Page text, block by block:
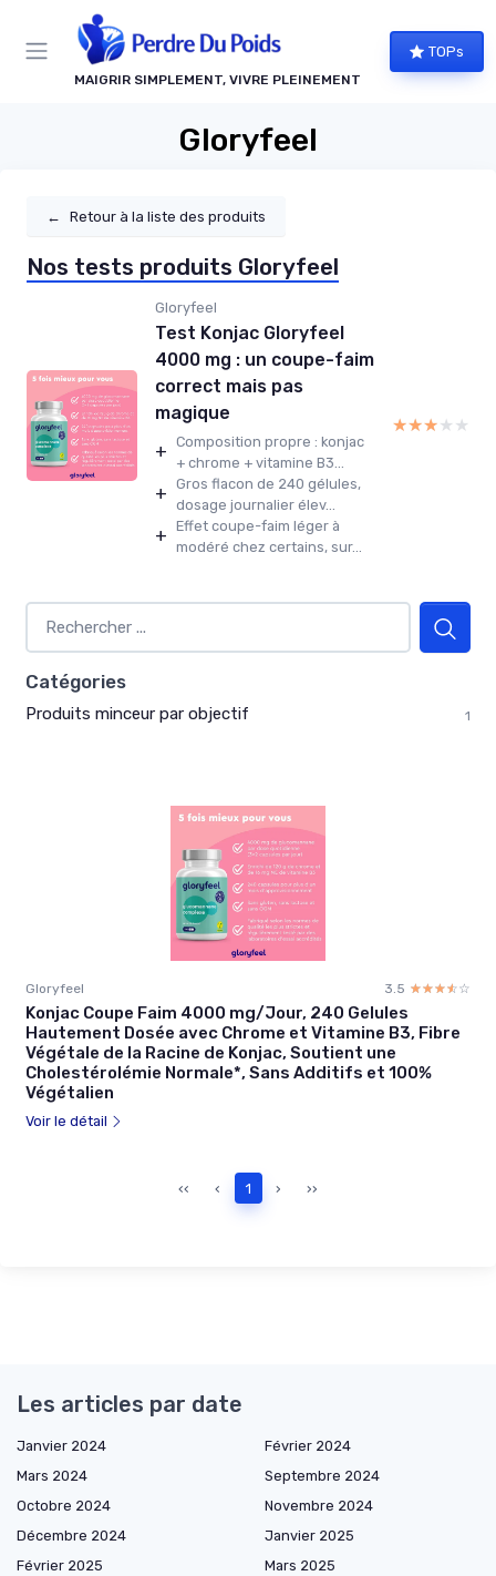
MAIGRIR SIMPLEMENT, VIVRE PLEINEMENT
TOPs
Gloryfeel
← Retour à la liste des produits
Nos tests produits Gloryfeel
Gloryfeel
Test Konjac Gloryfeel
4000 mg : un coupe-faim
correct mais pas
magique
+ Composition propre : konjac
+ chrome + vitamine B3...
+ Gros flacon de 240 gélules,
dosage journalier élev...
+ Effet coupe-faim léger à
modéré chez certains, sur...
★★★★★
★★★★★
Catégories
Produits minceur par objectif 1
Gloryfeel 3.5 ☆☆☆☆☆
★★★★★
Konjac Coupe Faim 4000 mg/Jour, 240 Gelules
Hautement Dosée avec Chrome et Vitamine B3, Fibre
Végétale de la Racine de Konjac, Soutient une
Cholestérolémie Normale*, Sans Additifs et 100%
Végétalien
Voir le détail
‹‹ ‹ 1 › ››
Les articles par date
Janvier 2024
Février 2024
Mars 2024
Septembre 2024
Octobre 2024
Novembre 2024
Décembre 2024
Janvier 2025
Février 2025
Mars 2025
Panneau de gestion des cookies